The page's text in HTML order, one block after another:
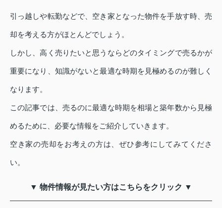
引っ越しや転勤などで、空き家となった物件を手放す時、売
却を考える方がほとんどでしょう。
しかし、高く売りたいと思うならどのタイミングで売るかが
重要になり、知識がないと最適な時期を見極めるのが難しく
なります。
この記事では、売るのに最適な時期を相場と築年数から見極
めるために、必要な情報をご紹介していきます。
空き家の売却をお考えの方は、ぜひ参考にしてみてくださ
い。
▼ 物件情報が見たい方はこちらをクリック ▼